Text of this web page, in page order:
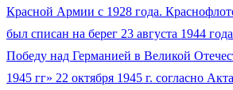
Красной Армии с 1928 года.
был списан на берег 23 августа 1944
Победу над Германией в Великой
1945 гг» 22 октября 1945 г. согласно